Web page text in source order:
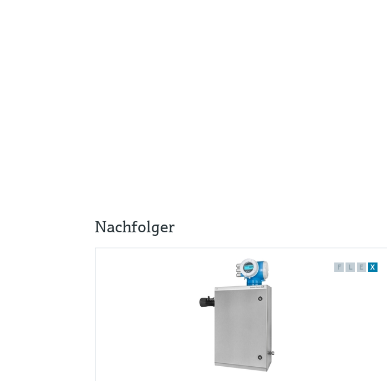
Nachfolger
F L E X